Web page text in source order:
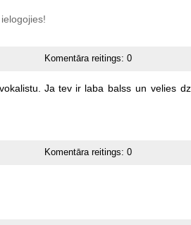
Komentāra reitings:0
vokalistu. Ja tev ir laba balss un velies
Komentāra reitings:0